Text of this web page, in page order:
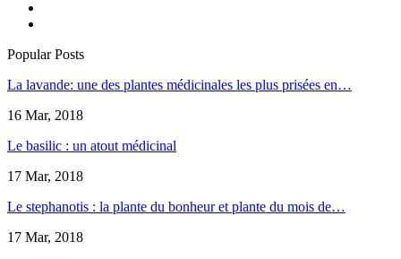
Popular Posts
La lavande: une des plantes médicinales les plus prisées en…
16 Mar, 2018
Le basilic : un atout médicinal
17 Mar, 2018
Le stephanotis : la plante du bonheur et plante du mois de…
17 Mar, 2018